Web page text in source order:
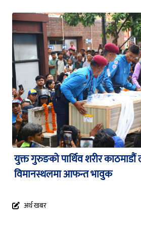
युक्त गुरुङको पार्थिव शरीर काठमाडौं
विमानस्थलमा आफन्त भावुक
अर्थ खबर